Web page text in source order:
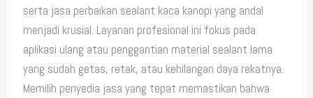
serta jasa perbaikan sealant kaca kanopi yang andal
menjadi krusial. Layanan profesional ini fokus pada
aplikasi ulang atau penggantian material sealant lama
yang sudah getas, retak, atau kehilangan daya rekatnya.
Memilih penyedia jasa yang tepat memastikan bahwa